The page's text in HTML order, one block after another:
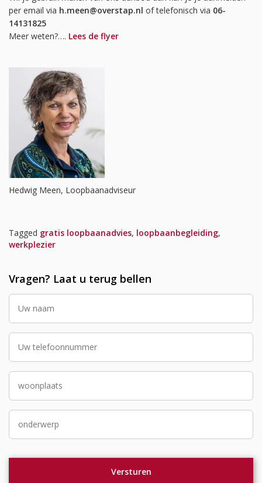
per email via h.meen@overstap.nl of telefonisch via 06-
14131825
Meer weten?…. Lees de flyer
Hedwig Meen, Loopbaanadviseur
Tagged gratis loopbaanadvies, loopbaanbegleiding,
werkplezier
Vragen? Laat u terug bellen